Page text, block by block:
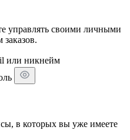
управлять своими личными
или никнейм
в которых вы уже имеете